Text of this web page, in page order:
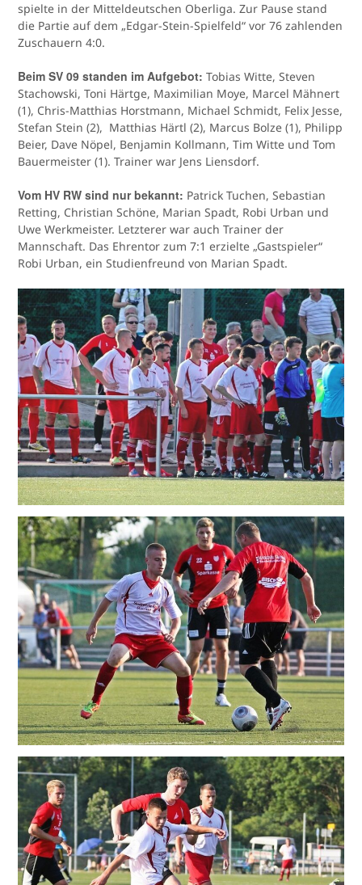
spielte in der Mitteldeutschen Oberliga. Zur Pause stand
die Partie auf dem „Edgar-Stein-Spielfeld“ vor 76 zahlenden
Zuschauern 4:0.
Beim SV 09 standen im Aufgebot: Tobias Witte, Steven
Stachowski, Toni Härtge, Maximilian Moye, Marcel Mähnert
(1), Chris-Matthias Horstmann, Michael Schmidt, Felix Jesse,
Stefan Stein (2), Matthias Härtl (2), Marcus Bolze (1), Philipp
Beier, Dave Nöpel, Benjamin Kollmann, Tim Witte und Tom
Bauermeister (1). Trainer war Jens Liensdorf.
Vom HV RW sind nur bekannt: Patrick Tuchen, Sebastian
Retting, Christian Schöne, Marian Spadt, Robi Urban und
Uwe Werkmeister. Letzterer war auch Trainer der
Mannschaft. Das Ehrentor zum 7:1 erzielte „Gastspieler“
Robi Urban, ein Studienfreund von Marian Spadt.